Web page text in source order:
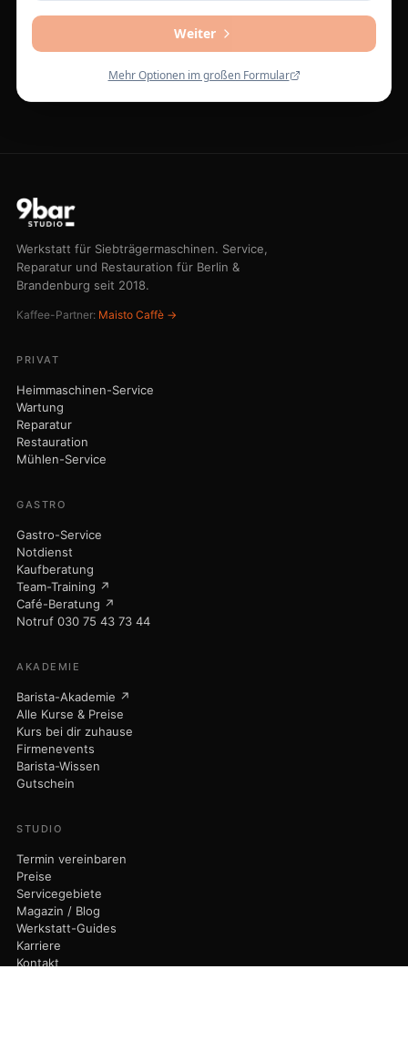
DE EN
Werkstatt für Siebträgermaschinen. Service,
Reparatur und Restauration für Berlin &
Brandenburg seit 2018.
Kaffee-Partner: Maisto Caffè →
PRIVAT
Heimmaschinen-Service
Wartung
Reparatur
Restauration
Mühlen-Service
GASTRO
Gastro-Service
Notdienst
Kaufberatung
Team-Training ↗
Café-Beratung ↗
Notruf 030 75 43 73 44
AKADEMIE
Barista-Akademie ↗
Alle Kurse & Preise
Kurs bei dir zuhause
Firmenevents
Barista-Wissen
Gutschein
STUDIO
Termin vereinbaren
Preise
Servicegebiete
Magazin / Blog
Werkstatt-Guides
Karriere
Kontakt